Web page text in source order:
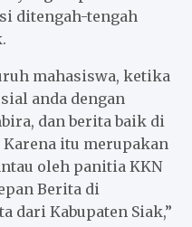
ditengah-tengah
mahasiswa, ketika
anda dengan
dan berita baik di
Karena itu merupakan
oleh panitia KKN
Berita di
dari Kabupaten Siak,”